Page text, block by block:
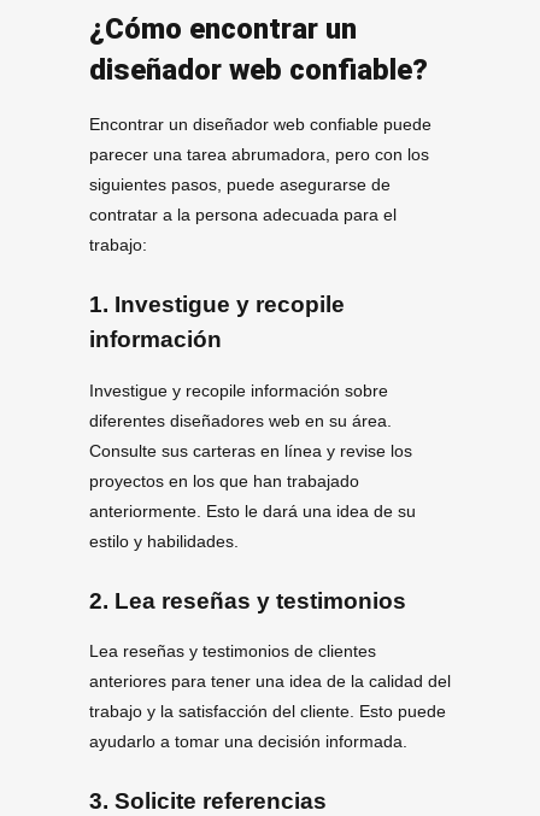
¿Cómo encontrar un
diseñador web confiable?
Encontrar un diseñador web confiable puede
parecer una tarea abrumadora, pero con los
siguientes pasos, puede asegurarse de
contratar a la persona adecuada para el
trabajo:
1. Investigue y recopile
información
Investigue y recopile información sobre
diferentes diseñadores web en su área.
Consulte sus carteras en línea y revise los
proyectos en los que han trabajado
anteriormente. Esto le dará una idea de su
estilo y habilidades.
2. Lea reseñas y testimonios
Lea reseñas y testimonios de clientes
anteriores para tener una idea de la calidad del
trabajo y la satisfacción del cliente. Esto puede
ayudarlo a tomar una decisión informada.
3. Solicite referencias